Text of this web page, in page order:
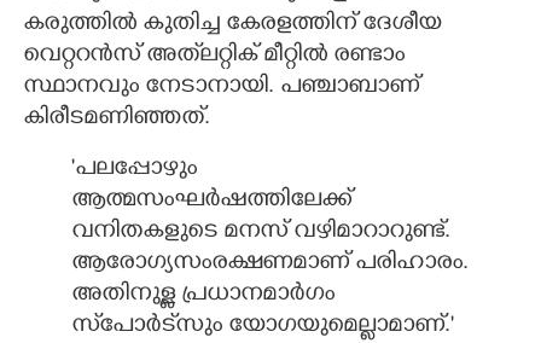
കരുത്തിൽ കുതിച്ച കേരളത്തിന് ദേശീയ
വെറ്ററൻസ് അത്‌ലറ്റിക് മീറ്റിൽ രണ്ടാം
സ്ഥാനവും നേടാനായി. പഞ്ചാബാണ്
കിരീടമണിഞ്ഞത്.
'പലപ്പോഴും
ആത്മസംഘർഷത്തിലേക്ക്
വനിതകളുടെ മനസ് വഴിമാറാറുണ്ട്.
ആരോഗ്യസംരക്ഷണമാണ് പരിഹാരം.
അതിനുള്ള പ്രധാനമാർഗം
സ്‌പോർട്‌സും യോഗയുമെല്ലാമാണ്.'